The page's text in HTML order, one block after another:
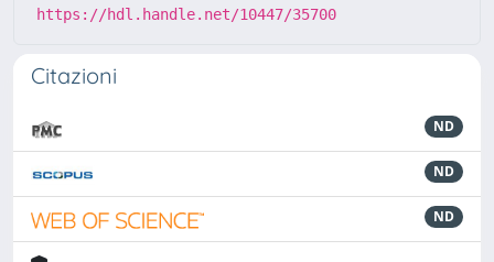
https://hdl.handle.net/10447/35700
Citazioni
ND
ND
ND